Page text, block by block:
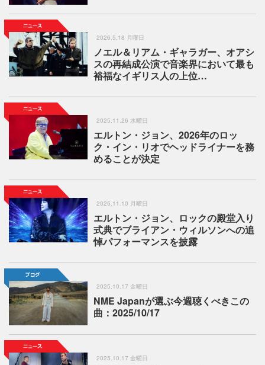
2026.5.18 月曜日
ノエル＆リアム・ギャラガー、オアシ
スの再結成公演で音楽界において最も
裕福なイギリス人の上位…
2025.11.26 水曜日
エルトン・ジョン、2026年のロッ
ク・イン・リオでヘッドライナーを務
めることが決定
2025.11.10 月曜日
エルトン・ジョン、ロックの殿堂入り
式典でブライアン・ウィルソンへの追
悼パフォーマンスを披露
2025.10.17 金曜日
NME Japanが選ぶ今週聴くべきこの
曲：2025/10/17
2025.10.17 金曜日